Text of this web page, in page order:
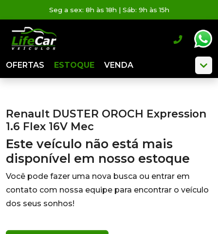
Seg a sex: 8h às 18h | Sáb: 9h às 15h
OFERTAS ESTOQUE VENDA
Renault DUSTER OROCH Expression
1.6 Flex 16V Mec
Este veículo não está mais
disponível em nosso estoque
Você pode fazer uma nova busca ou entrar em
contato com nossa equipe para encontrar o veículo
dos seus sonhos!